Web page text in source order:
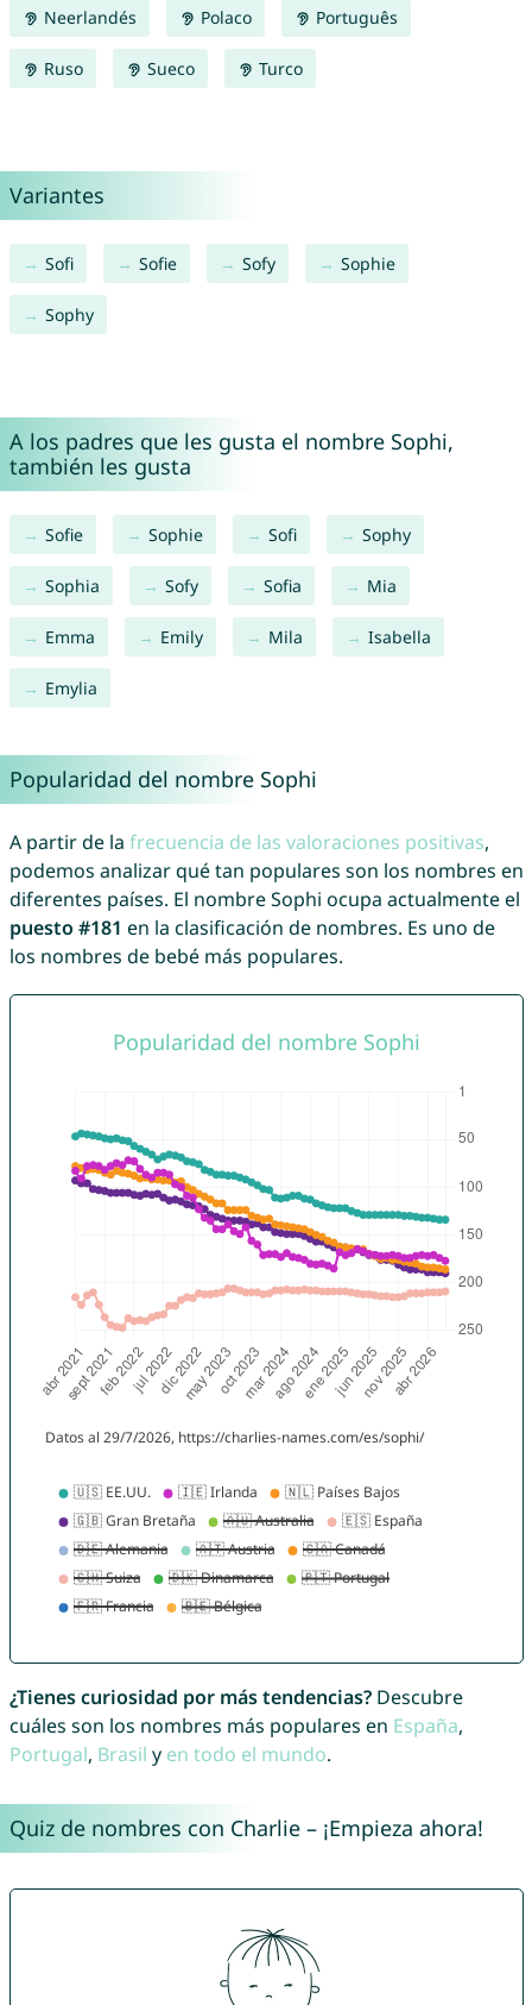
Neerlandés Polaco Português
Ruso Sueco Turco
Variantes
Sofi Sofie Sofy Sophie
Sophy
A los padres que les gusta el nombre Sophi,
también les gusta
Sofie Sophie Sofi Sophy
Sophia Sofy Sofia Mia
Emma Emily Mila Isabella
Emylia
Popularidad del nombre Sophi
A partir de la frecuencia de las valoraciones positivas,
podemos analizar qué tan populares son los nombres en
diferentes países. El nombre Sophi ocupa actualmente el
puesto #181 en la clasificación de nombres. Es uno de
los nombres de bebé más populares.
¿Tienes curiosidad por más tendencias?Descubre
cuáles son los nombres más populares en España,
Portugal, Brasil y en todo el mundo.
Quiz de nombres con Charlie – ¡Empieza ahora!